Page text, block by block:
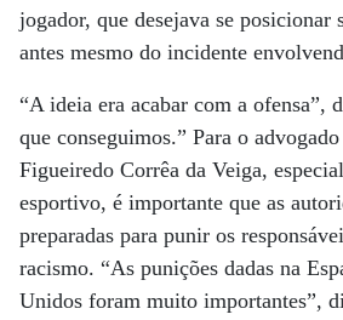
jogador, que desejava se posicionar
antes mesmo do incidente
“A ideia era acabar com a ofensa”,
que conseguimos.” Para o
Figueiredo Corrêa da Veiga,
esportivo, é importante que as
preparadas para punir os
racismo. “As punições dadas na
Unidos foram muito importantes”,